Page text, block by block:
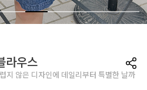
라우스
지 않은 디자인에 데일리부터 특별한 날까